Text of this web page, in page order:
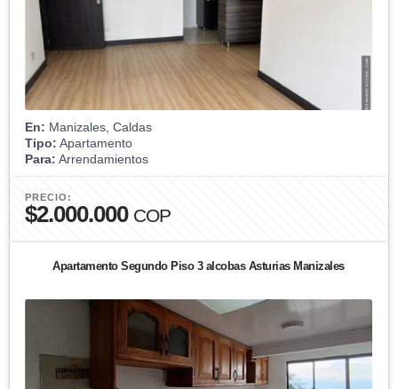
En: Manizales, Caldas
Tipo: Apartamento
Para: Arrendamientos
PRECIO:
$2.000.000 COP
Apartamento Segundo Piso 3 alcobas Asturias Manizales